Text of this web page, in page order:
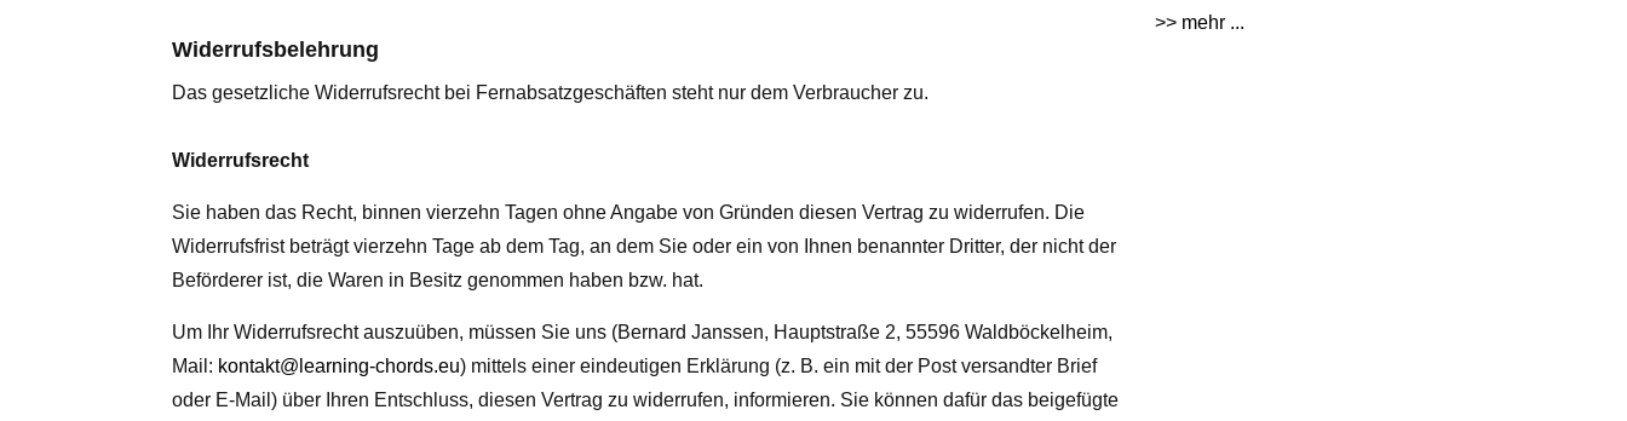
Widerrufsbelehrung
Das gesetzliche Widerrufsrecht bei Fernabsatzgeschäften steht nur dem Verbraucher zu.
Widerrufsrecht
Sie haben das Recht, binnen vierzehn Tagen ohne Angabe von Gründen diesen Vertrag zu widerrufen. Die
Widerrufsfrist beträgt vierzehn Tage ab dem Tag, an dem Sie oder ein von Ihnen benannter Dritter, der nicht der
Beförderer ist, die Waren in Besitz genommen haben bzw. hat.
Um Ihr Widerrufsrecht auszuüben, müssen Sie uns (Bernard Janssen, Hauptstraße 2, 55596 Waldböckelheim,
Mail: kontakt@learning-chords.eu) mittels einer eindeutigen Erklärung (z. B. ein mit der Post versandter Brief
oder E-Mail) über Ihren Entschluss, diesen Vertrag zu widerrufen, informieren. Sie können dafür das beigefügte
>> mehr ...